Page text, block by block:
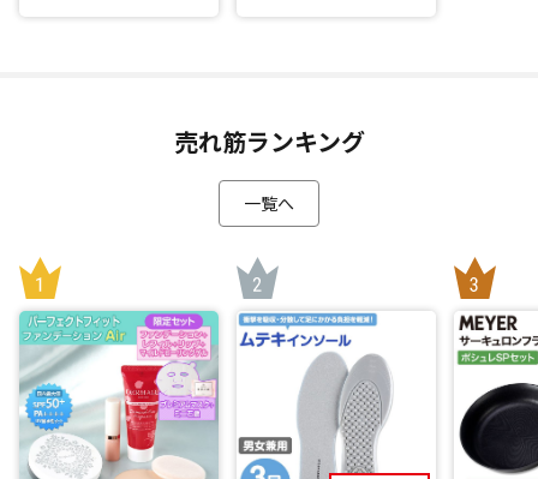
売れ筋ランキング
一覧へ